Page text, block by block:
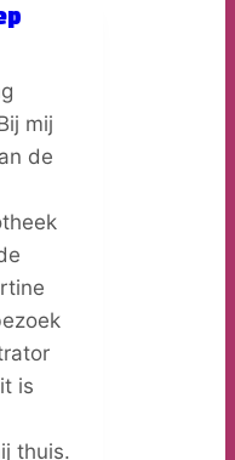
mij
de
is
thuis.